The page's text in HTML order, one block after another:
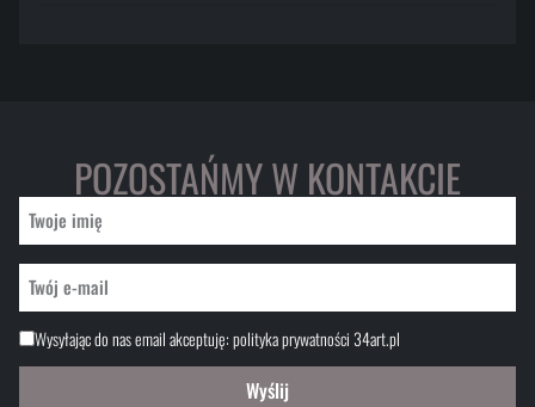
POZOSTAŃMY W KONTAKCIE
Wysyłając do nas email akceptuję:polityka prywatności 34art.pl
Wyślij